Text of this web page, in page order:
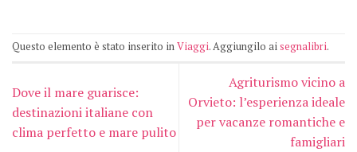
Questo elemento è stato inserito inViaggi. Aggiungilo aisegnalibri.
Dove il mare guarisce:
destinazioni italiane con
clima perfetto e mare pulito
Agriturismo vicino a
Orvieto: l’esperienza ideale
per vacanze romantiche e
famigliari